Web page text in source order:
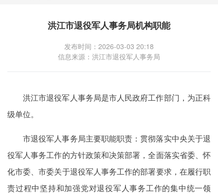
洪江市退役军人事务局机构职能
发布时间：2026-03-03 20:18
信息来源：洪江市退役军人事务局
洪江市退役军人事务局是市人民政府工作部门，为正科
级单位。
市退役军人事务局主要职能职责：贯彻落实中央关于退
役军人事务工作的方针政策和决策部署，全面落实省委、怀
化市委、市委关于退役军人事务工作的部署要求，在履行职
责过程中坚持和加强党对退役军人事务工作的集中统一领